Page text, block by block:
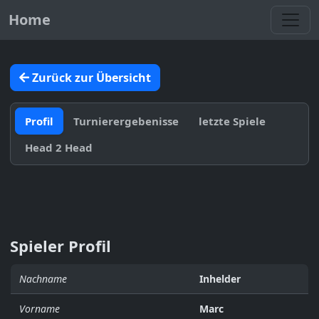
Home
Zurück zur Übersicht
Profil Turnierergebenisse
letzte Spiele
Head 2 Head
Spieler Profil
Nachname Inhelder
Vorname Marc